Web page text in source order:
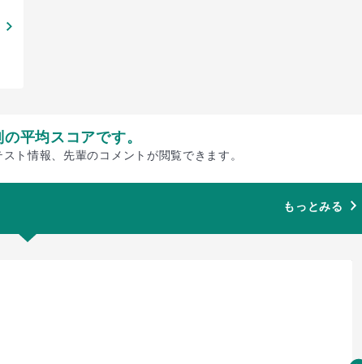
平均スコアです。
ト情報、先輩のコメントが閲覧できます。
もっとみる